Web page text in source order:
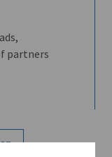
partners